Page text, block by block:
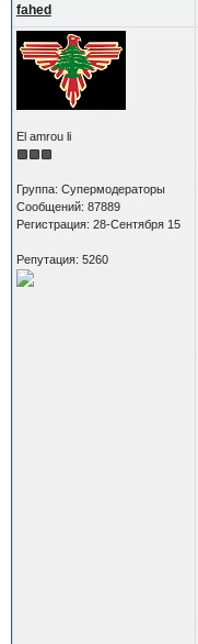
fahed
El amrou li
Группа: Супермодераторы
Сообщений: 87889
Регистрация: 28-Сентября 15
Репутация: 5260